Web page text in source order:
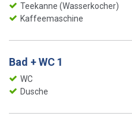
Teekanne (Wasserkocher)
Kaffeemaschine
Bad + WC 1
WC
Dusche